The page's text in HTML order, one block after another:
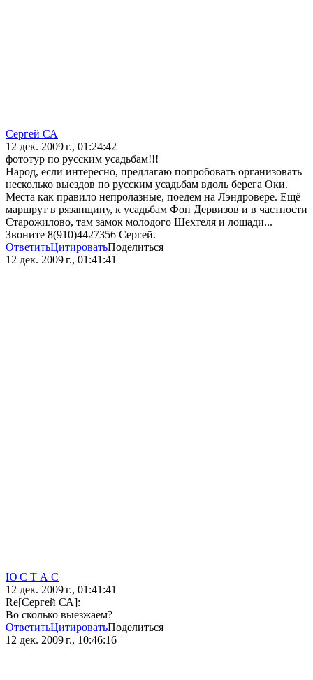
Сергей СА
12 дек. 2009 г., 01:24:42
фототур по русским усадьбам!!!
Народ, если интересно, предлагаю попробовать организовать
несколько выездов по русским усадьбам вдоль берега Оки.
Места как правило непролазные, поедем на Лэндровере. Ещё
маршрут в рязанщину, к усадьбам Фон Дервизов и в частности
Старожилово, там замок молодого Шехтеля и лошади...
Звоните 8(910)4427356 Сергей.
ОтветитьЦитироватьПоделиться
12 дек. 2009 г., 01:41:41
Ю С Т А С
12 дек. 2009 г., 01:41:41
Re[Сергей СА]:
Во сколько выезжаем?
ОтветитьЦитироватьПоделиться
12 дек. 2009 г., 10:46:16